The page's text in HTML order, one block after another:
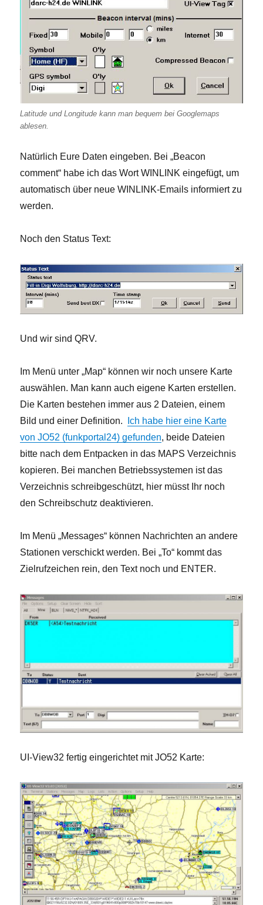
Latitude und Longitude kann man bequem bei Googlemaps
ablesen.
Natürlich Eure Daten eingeben. Bei „Beacon
comment“ habe ich das Wort WINLINK eingefügt, um
automatisch über neue WINLINK-Emails informiert zu
werden.
Noch den Status Text:
Und wir sind QRV.
Im Menü unter „Map“ können wir noch unsere Karte
auswählen. Man kann auch eigene Karten erstellen.
Die Karten bestehen immer aus 2 Dateien, einem
Bild und einer Definition.
Ich habe hier eine Karte
von JO52 (funkportal24) gefunden, beide Dateien
bitte nach dem Entpacken in das MAPS Verzeichnis
kopieren. Bei manchen Betriebssystemen ist das
Verzeichnis schreibgeschützt, hier müsst Ihr noch
den Schreibschutz deaktivieren.
Im Menü „Messages“ können Nachrichten an andere
Stationen verschickt werden. Bei „To“ kommt das
Zielrufzeichen rein, den Text noch und ENTER.
UI-View32 fertig eingerichtet mit JO52 Karte: